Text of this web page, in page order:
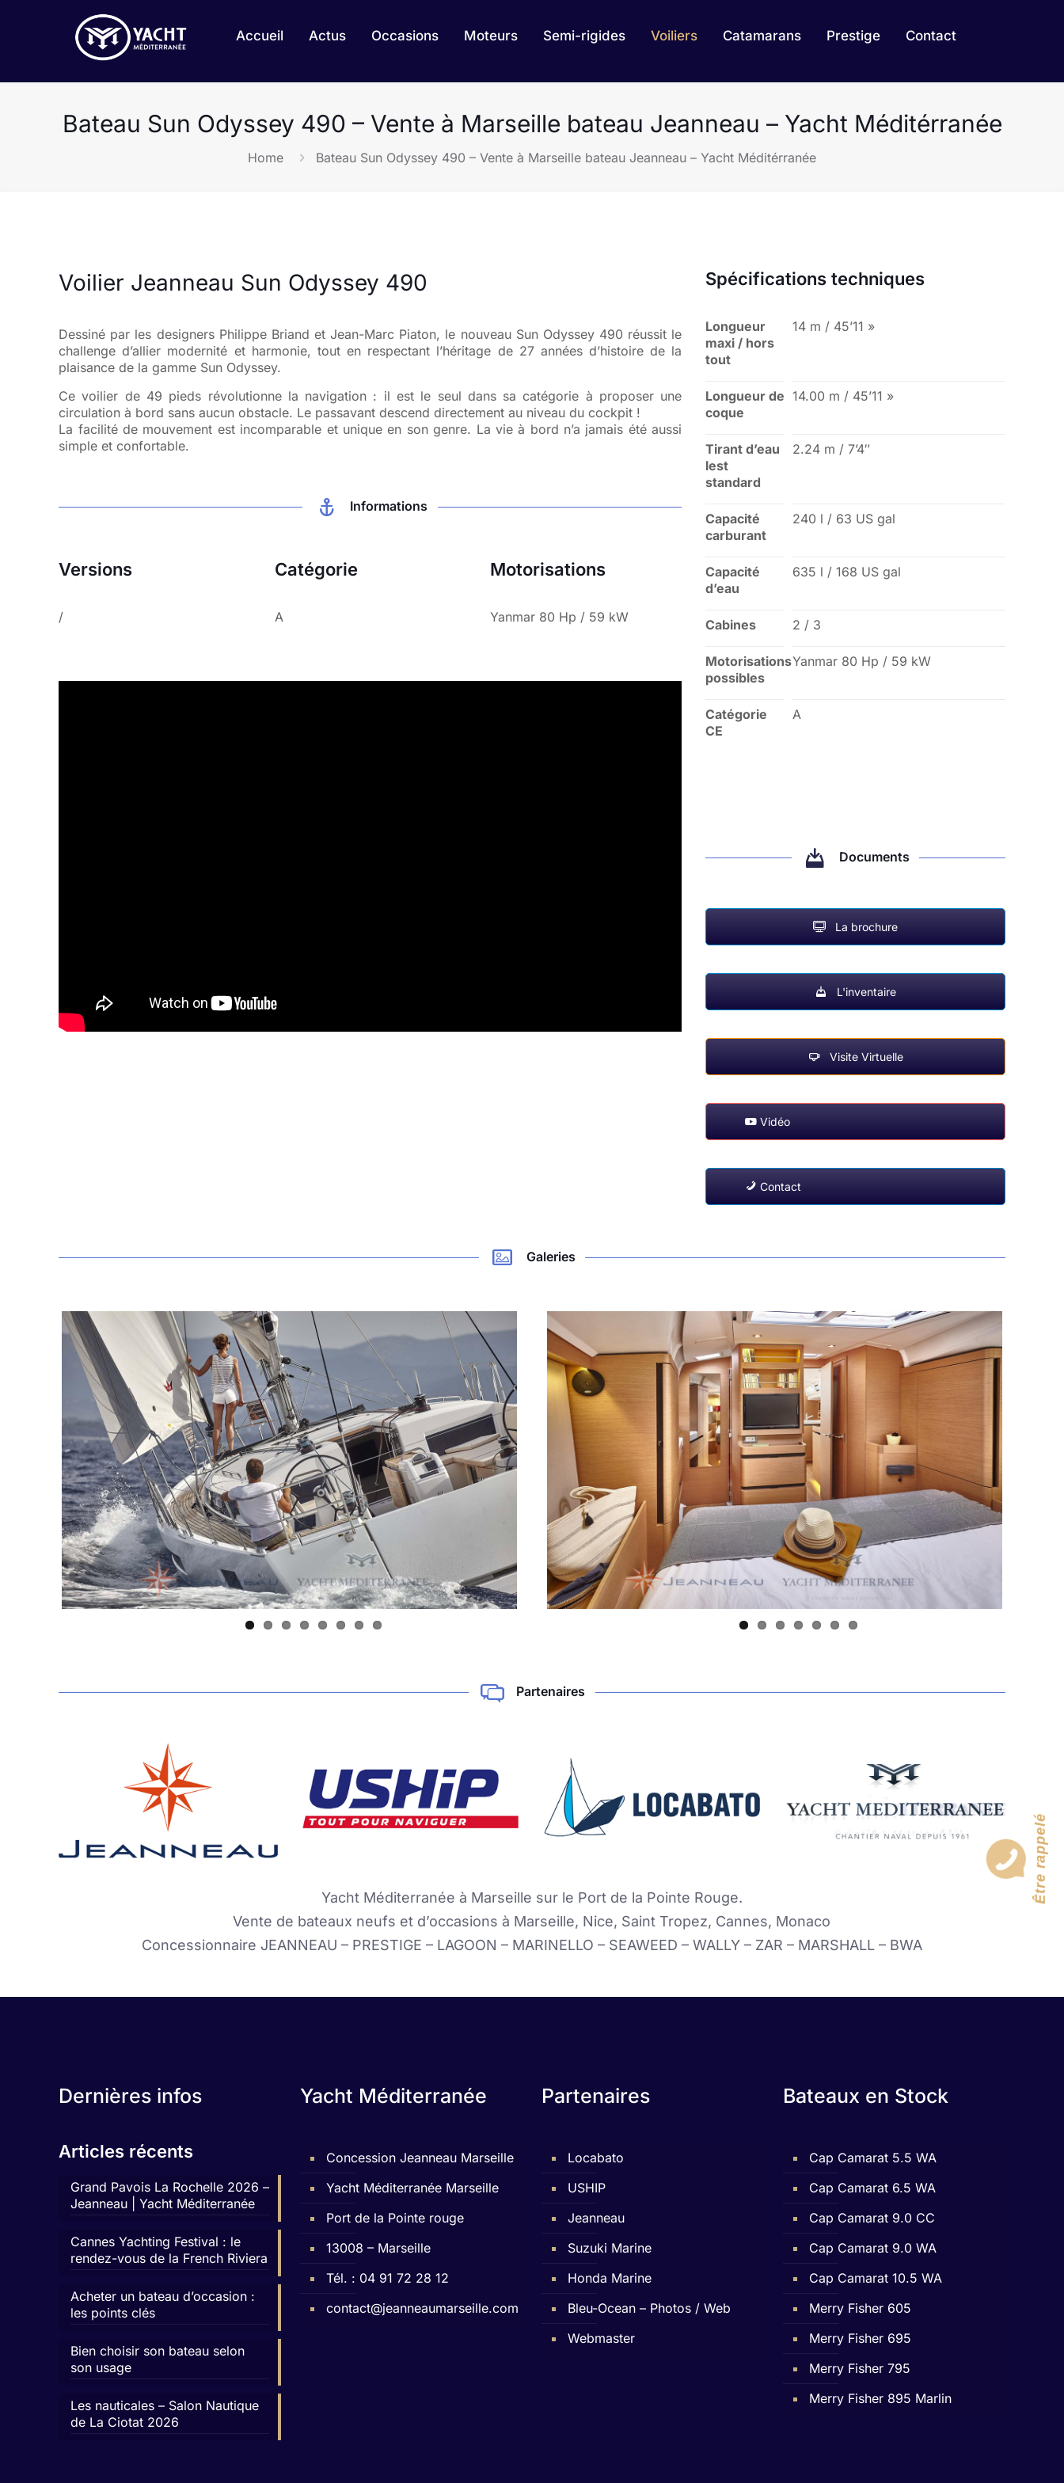
Accueil Actus Occasions Moteurs Semi-rigides Voiliers Catamarans Prestige Contact
Bateau Sun Odyssey 490 – Vente à Marseille bateau Jeanneau – Yacht Méditérranée
Home Bateau Sun Odyssey 490 – Vente à Marseille bateau Jeanneau – Yacht Méditérranée
Voilier Jeanneau Sun Odyssey 490
Dessiné par les designers Philippe Briand et Jean-Marc Piaton, le nouveau Sun Odyssey 490 réussit le
challenge d’allier modernité et harmonie, tout en respectant l’héritage de 27 années d’histoire de la
plaisance de la gamme Sun Odyssey.
Ce voilier de 49 pieds révolutionne la navigation : il est le seul dans sa catégorie à proposer une
circulation à bord sans aucun obstacle. Le passavant descend directement au niveau du cockpit !
La facilité de mouvement est incomparable et unique en son genre. La vie à bord n’a jamais été aussi
simple et confortable.
Informations
Versions
/
Catégorie
A
Motorisations
Yanmar 80 Hp / 59 kW
Spécifications techniques
Longueur
maxi / hors
tout
14 m / 45’11 »
Longueur de
coque
14.00 m / 45’11 »
Tirant d’eau
lest
standard
2.24 m / 7’4″
Capacité
carburant
240 l / 63 US gal
Capacité
d’eau
635 l / 168 US gal
Cabines 2 / 3
Motorisations
possibles
Yanmar 80 Hp / 59 kW
Catégorie
CE
A
Documents
La brochure
L'inventaire
Visite Virtuelle
Vidéo
Contact
Galeries
Partenaires
Yacht Méditerranée à Marseille sur le Port de la Pointe Rouge.
Vente de bateaux neufs et d’occasions à Marseille, Nice, Saint Tropez, Cannes, Monaco
Concessionnaire JEANNEAU – PRESTIGE – LAGOON – MARINELLO – SEAWEED – WALLY – ZAR – MARSHALL – BWA
Dernières infos
Articles récents
Grand Pavois La Rochelle 2026 –
Jeanneau | Yacht Méditerranée
Cannes Yachting Festival : le
rendez-vous de la French Riviera
Acheter un bateau d’occasion :
les points clés
Bien choisir son bateau selon
son usage
Les nauticales – Salon Nautique
de La Ciotat 2026
Yacht Méditerranée
Concession Jeanneau Marseille
Yacht Méditerranée Marseille
Port de la Pointe rouge
13008 – Marseille
Tél. : 04 91 72 28 12
contact@jeanneaumarseille.com
Partenaires
Locabato
USHIP
Jeanneau
Suzuki Marine
Honda Marine
Bleu-Ocean – Photos / Web
Webmaster
Bateaux en Stock
Cap Camarat 5.5 WA
Cap Camarat 6.5 WA
Cap Camarat 9.0 CC
Cap Camarat 9.0 WA
Cap Camarat 10.5 WA
Merry Fisher 605
Merry Fisher 695
Merry Fisher 795
Merry Fisher 895 Marlin
Être rappelé